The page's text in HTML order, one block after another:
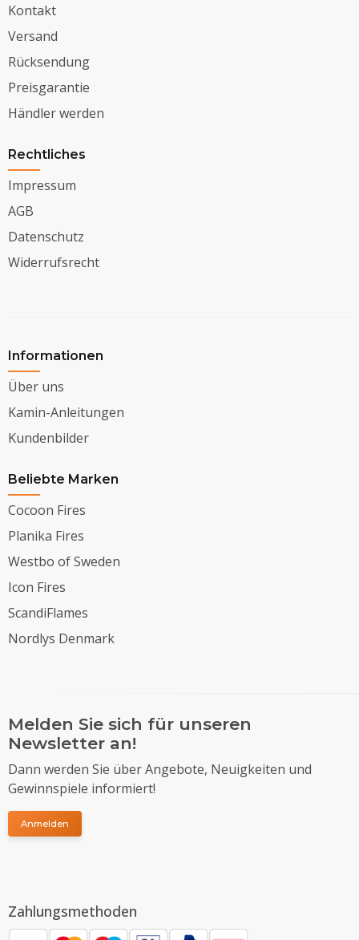
Kontakt
Versand
Rücksendung
Preisgarantie
Händler werden
Rechtliches
Impressum
AGB
Datenschutz
Widerrufsrecht
Informationen
Über uns
Kamin-Anleitungen
Kundenbilder
Beliebte Marken
Cocoon Fires
Planika Fires
Westbo of Sweden
Icon Fires
ScandiFlames
Nordlys Denmark
Melden Sie sich für unseren
Newsletter an!
Dann werden Sie über Angebote, Neuigkeiten und
Gewinnspiele informiert!
Anmelden
Zahlungsmethoden